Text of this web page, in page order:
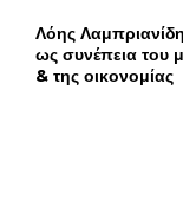
Λόης
ως συνέπεια του
& της οικονομίας